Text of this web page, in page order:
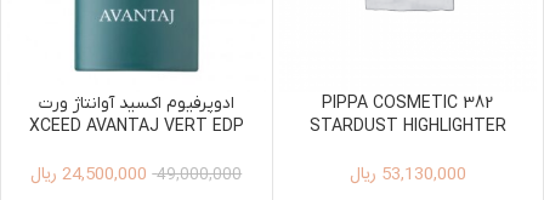
PIPPA COSMETIC 382
STARDUST HIGHLIGHTER
53,130,000 ریال
ادوپرفیوم اکسید آوانتاژ ورت
XCEED AVANTAJ VERT EDP
49,000,000
24,500,000 ریال